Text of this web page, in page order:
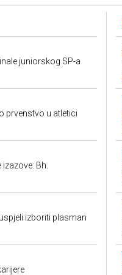
juniorskog SP-a
prvenstvo u atletici
Bh.
izboriti plasman